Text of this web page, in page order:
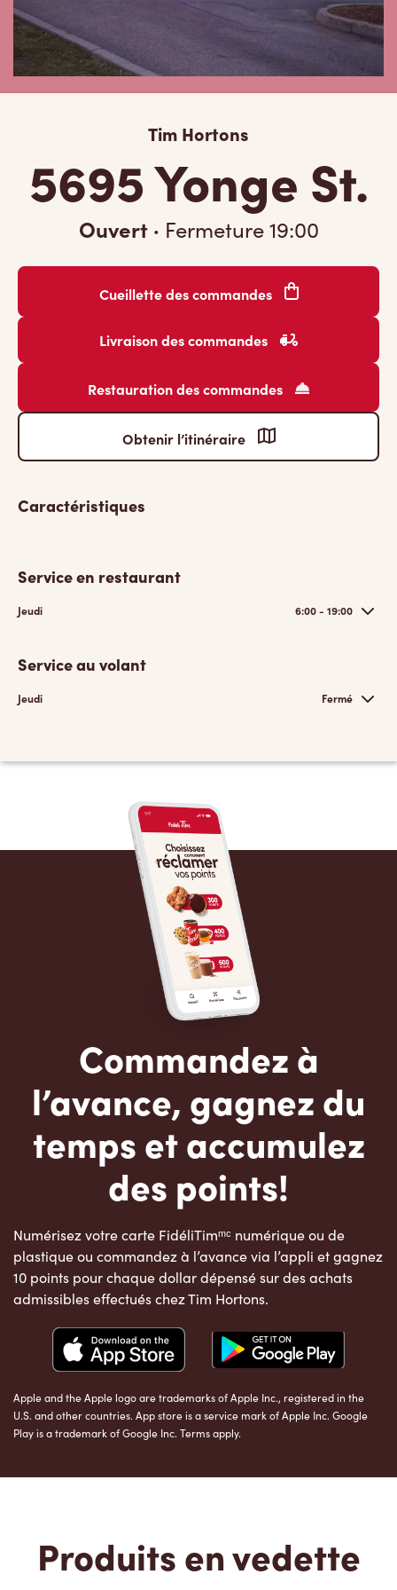
Tim Hortons
5695 Yonge St.
Ouvert · Fermeture19:00
Cueillette des commandes
Livraison des commandes
Restauration des commandes
Obtenir l’itinéraire
Caractéristiques
Service en restaurant
Jeudi 6:00 - 19:00
Service au volant
Jeudi Fermé
Commandez à
l’avance, gagnez du
temps et accumulez
des points!
Numérisez votre carte FidéliTimᵐᶜ numérique ou de
plastique ou commandez à l’avance via l’appli et gagnez
10 points pour chaque dollar dépensé sur des achats
admissibles effectués chez Tim Hortons.
Apple and the Apple logo are trademarks of Apple Inc., registered in the
U.S. and other countries. App store is a service mark of Apple Inc. Google
Play is a trademark of Google Inc. Terms apply.
Produits en vedette